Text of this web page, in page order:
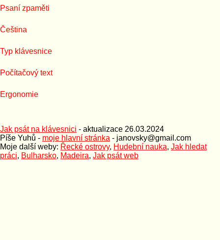
Psaní zpaměti
Čeština
Typ klávesnice
Počítačový text
Ergonomie
Jak psát na klávesnici - aktualizace 26.03.2024
Píše Yuhů - moje hlavní stránka - janovsky@gmail.com
Moje další weby: Řecké ostrovy, Hudební nauka, Jak hledat
práci, Bulharsko, Madeira, Jak psát web